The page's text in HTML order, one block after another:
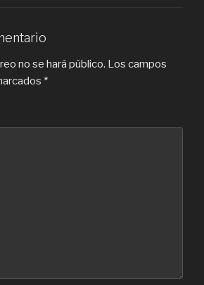
no se hará público. Los campos
*